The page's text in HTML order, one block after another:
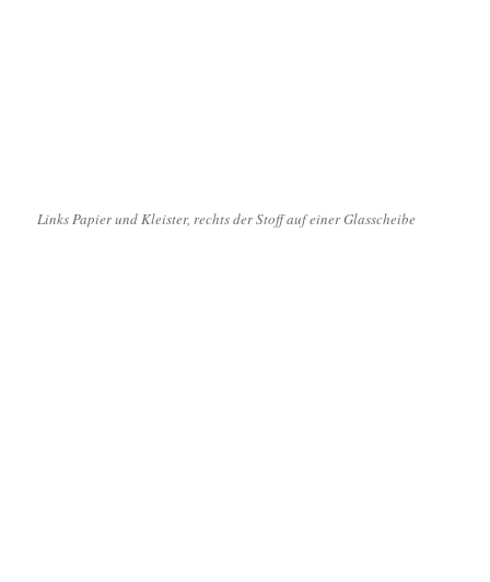
Links Papier und Kleister, rechts der Stoff auf einer Glasscheibe